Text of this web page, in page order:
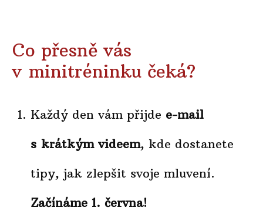
Co přesně vás
v minitréninku čeká?
Každý den vám přijde e-mail
s krátkým videem, kde dostanete
tipy, jak zlepšit svoje mluvení.
Začínáme 1. června!